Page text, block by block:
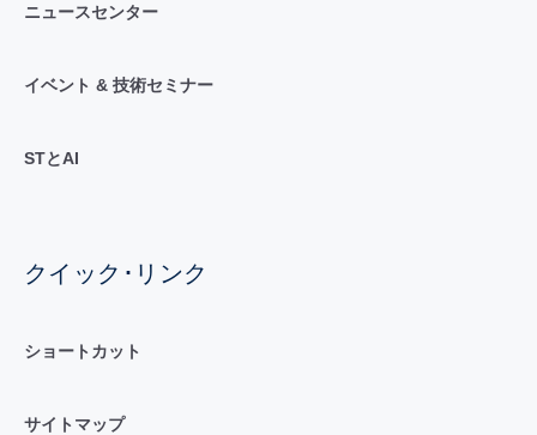
ニュースセンター
イベント & 技術セミナー
STとAI
クイック･リンク
ショートカット
サイトマップ